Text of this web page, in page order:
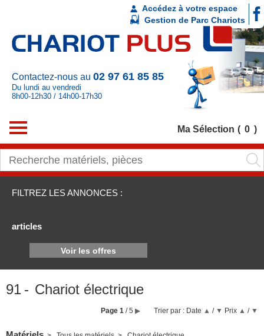
Contactez-nous au 02 97 61 85 85
Du lundi au vendredi
8h00-12h30 / 14h00-17h30
Accédez à votre espace
Gestion de Parc Chariots
Ma Sélection 0
FILTREZ LES ANNONCES :
articles
Voir les offres
91 Chariot électrique
Trier par : Date ▲ / ▼ Prix ▲ / ▼
Page 1 / 5 ▶